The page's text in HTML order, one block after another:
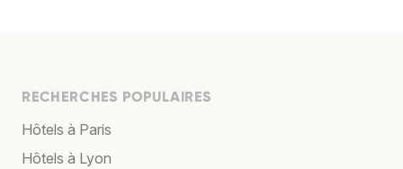
RECHERCHES POPULAIRES
Hôtels à Paris
Hôtels à Lyon